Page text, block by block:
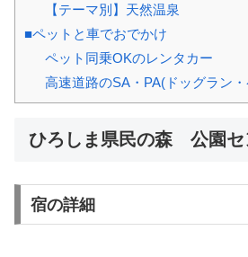
【テーマ別】天然温泉
■ペットと車でおでかけ
ペット同乗OKのレンタカー
高速道路のSA・PA(ドッグラン
ひろしま県民の森 公園セ
宿の詳細